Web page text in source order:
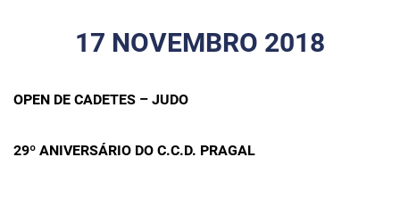
17 NOVEMBRO 2018
OPEN DE CADETES – JUDO
29º ANIVERSÁRIO DO C.C.D. PRAGAL